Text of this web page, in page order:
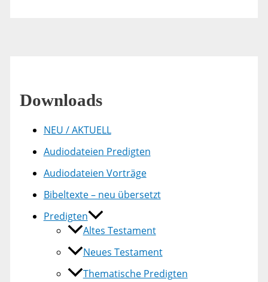
Downloads
NEU / AKTUELL
Audiodateien Predigten
Audiodateien Vorträge
Bibeltexte – neu übersetzt
Predigten
Altes Testament
Neues Testament
Thematische Predigten